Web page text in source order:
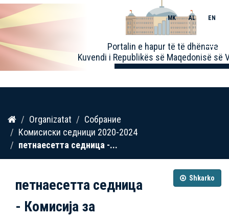
Kalo
përmbajtja
Portalin e hapur të të dhënave
Kuvendi i Republikës së Maqedonisë së
MK AL EN
Toggle
Organizatat
Собрание
Комисиски седници 2020-2024
петнаесетта седница -...
Shkarko
петнаесетта седница
- Комисија за